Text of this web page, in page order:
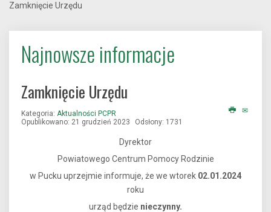
Zamknięcie Urzędu
Najnowsze informacje
Zamknięcie Urzędu
Kategoria: Aktualności PCPR
Opublikowano: 21 grudzień 2023
Odsłony: 1731
Dyrektor
Powiatowego Centrum Pomocy Rodzinie
w Pucku uprzejmie informuje, że we wtorek 02.01.2024
roku
urząd będzie nieczynny.